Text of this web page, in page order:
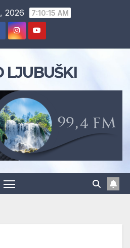
2026 7:10:16 AM
LJUBUŠKI